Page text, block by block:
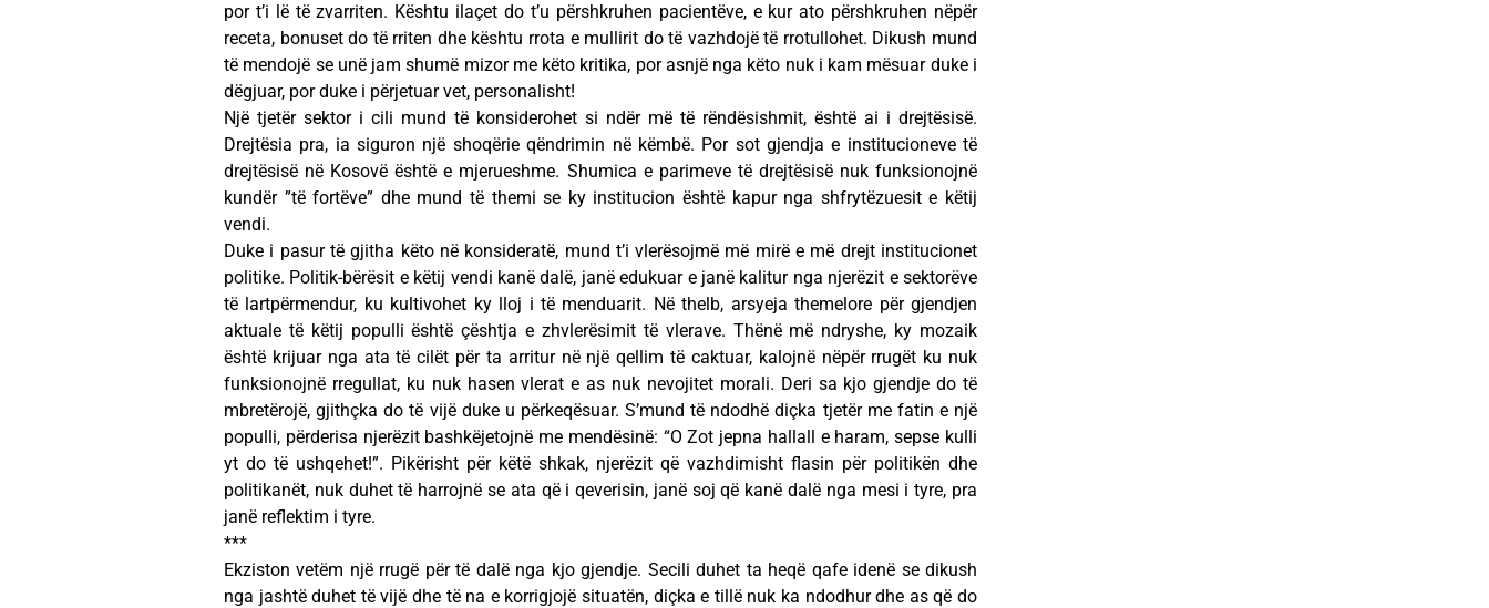
por t’i lë të zvarriten. Kështu ilaçet do t’u përshkruhen pacientëve, e kur ato përshkruhen nëpër
receta, bonuset do të rriten dhe kështu rrota e mullirit do të vazhdojë të rrotullohet. Dikush mund
të mendojë se unë jam shumë mizor me këto kritika, por asnjë nga këto nuk i kam mësuar duke i
dëgjuar, por duke i përjetuar vet, personalisht!
Një tjetër sektor i cili mund të konsiderohet si ndër më të rëndësishmit, është ai i drejtësisë.
Drejtësia pra, ia siguron një shoqërie qëndrimin në këmbë. Por sot gjendja e institucioneve të
drejtësisë në Kosovë është e mjerueshme. Shumica e parimeve të drejtësisë nuk funksionojnë
kundër ”të fortëve” dhe mund të themi se ky institucion është kapur nga shfrytëzuesit e këtij
vendi.
Duke i pasur të gjitha këto në konsideratë, mund t’i vlerësojmë më mirë e më drejt institucionet
politike. Politik-bërësit e këtij vendi kanë dalë, janë edukuar e janë kalitur nga njerëzit e sektorëve
të lartpërmendur, ku kultivohet ky lloj i të menduarit. Në thelb, arsyeja themelore për gjendjen
aktuale të këtij populli është çështja e zhvlerësimit të vlerave. Thënë më ndryshe, ky mozaik
është krijuar nga ata të cilët për ta arritur në një qellim të caktuar, kalojnë nëpër rrugët ku nuk
funksionojnë rregullat, ku nuk hasen vlerat e as nuk nevojitet morali. Deri sa kjo gjendje do të
mbretërojë, gjithçka do të vijë duke u përkeqësuar. S’mund të ndodhë diçka tjetër me fatin e një
populli, përderisa njerëzit bashkëjetojnë me mendësinë: “O Zot jepna hallall e haram, sepse kulli
yt do të ushqehet!”. Pikërisht për këtë shkak, njerëzit që vazhdimisht flasin për politikën dhe
politikanët, nuk duhet të harrojnë se ata që i qeverisin, janë soj që kanë dalë nga mesi i tyre, pra
janë reflektim i tyre.
***
Ekziston vetëm një rrugë për të dalë nga kjo gjendje. Secili duhet ta heqë qafe idenë se dikush
nga jashtë duhet të vijë dhe të na e korrigjojë situatën, diçka e tillë nuk ka ndodhur dhe as që do